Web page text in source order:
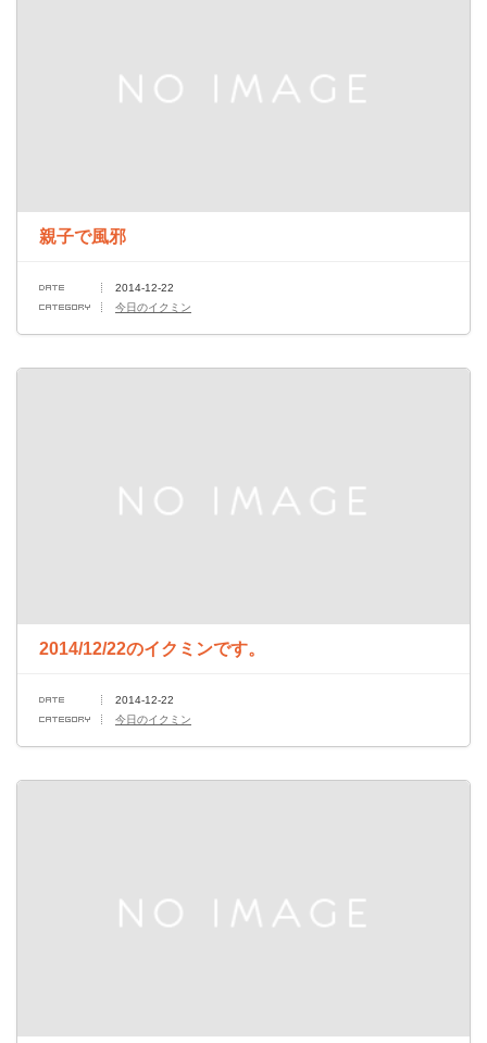
親子で風邪
2014-12-22
今日のイクミン
2014/12/22のイクミンです。
2014-12-22
今日のイクミン